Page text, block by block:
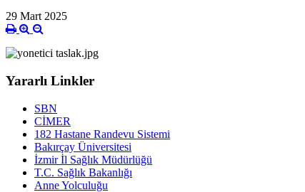
29 Mart 2025
Yararlı Linkler
SBN
CİMER
182 Hastane Randevu Sistemi
Bakırçay Üniversitesi
İzmir İl Sağlık Müdürlüğü
T.C. Sağlık Bakanlığı
Anne Yolculuğu